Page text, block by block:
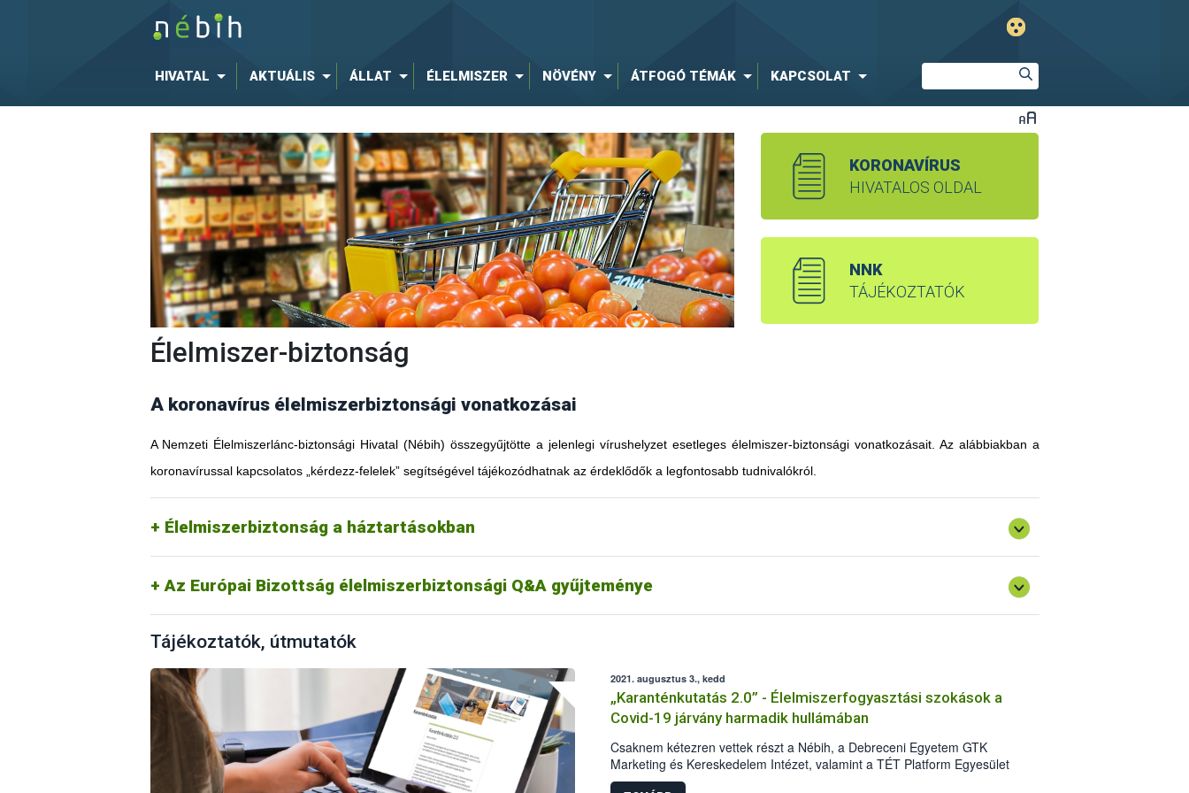
HIVATAL AKTUÁLIS ÁLLAT ÉLELMISZER NÖVÉNY ÁTFOGÓ TÉMÁK KAPCSOLAT
Élelmiszer-biztonság
KORONAVÍRUS
HIVATALOS OLDAL
NNK
TÁJÉKOZTATÓK
A koronavírus élelmiszerbiztonsági vonatkozásai
A Nemzeti Élelmiszerlánc-biztonsági Hivatal (Nébih) összegyűjtötte a jelenlegi vírushelyzet esetleges élelmiszer-biztonsági vonatkozásait. Az alábbiakban a
koronavírussal kapcsolatos „kérdezz-felelek” segítségével tájékozódhatnak az érdeklődők a legfontosabb tudnivalókról.
Élelmiszerbiztonság a háztartásokban
Az Európai Bizottság élelmiszerbiztonsági Q&A gyűjteménye
Tájékoztatók, útmutatók
2021. augusztus 3., kedd
„Karanténkutatás 2.0” - Élelmiszerfogyasztási szokások a
Covid-19 járvány harmadik hullámában
Csaknem kétezren vettek részt a Nébih, a Debreceni Egyetem GTK
Marketing és Kereskedelem Intézet, valamint a TÉT Platform Egyesület
második közös reprezentatív kutatásában 2021 májusában. A